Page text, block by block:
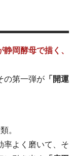
岡酵母で描く、
の第一弾が 「開運
。
率よく磨いて、そ